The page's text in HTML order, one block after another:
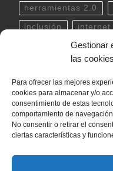
Gestionar
las cookies
Para ofrecer las mejores
cookies para almacenar y/o
consentimiento de estas
comportamiento de
No consentir o retirar el
ciertas características y
herramientas 2.0
inclusión internet
linux
powerpoint
teclado Telegram
ubuntu video
word YouTube